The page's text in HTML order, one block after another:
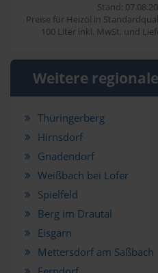
Stand:
Preise für Heizöl in
100 Liter inkl. MwSt. und
Weitere
Thüringerberg
Hirnsdorf
Gnadendorf
Weißbach bei Lofer
Spielfeld
Berg im Drautal
Eisgarn
Mettersdorf am Saßbach